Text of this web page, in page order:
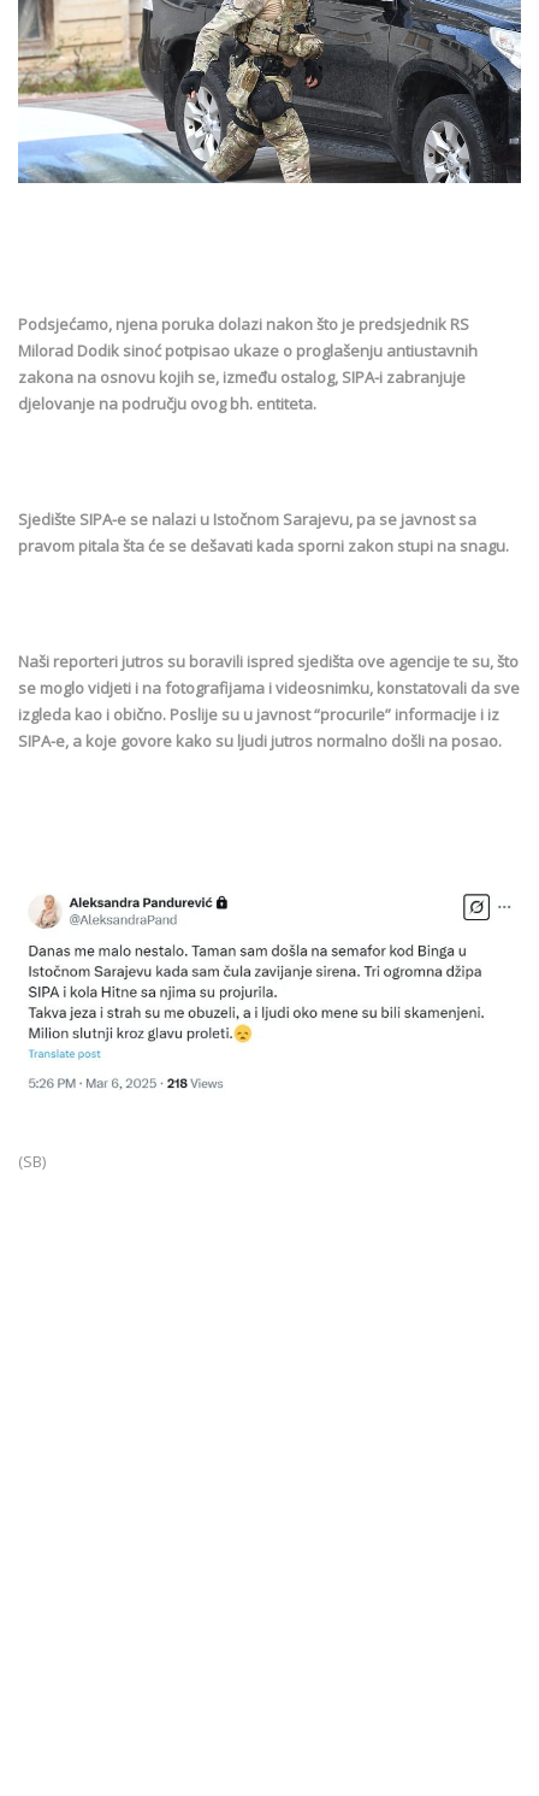
Podsjećamo, njena poruka dolazi nakon što je predsjednik RS
Milorad Dodik sinoć potpisao ukaze o proglašenju antiustavnih
zakona na osnovu kojih se, između ostalog, SIPA-i zabranjuje
djelovanje na području ovog bh. entiteta.
Sjedište SIPA-e se nalazi u Istočnom Sarajevu, pa se javnost sa
pravom pitala šta će se dešavati kada sporni zakon stupi na snagu.
Naši reporteri jutros su boravili ispred sjedišta ove agencije te su, što
se moglo vidjeti i na fotografijama i videosnimku, konstatovali da sve
izgleda kao i obično. Poslije su u javnost “procurile” informacije i iz
SIPA-e, a koje govore kako su ljudi jutros normalno došli na posao.
(SB)